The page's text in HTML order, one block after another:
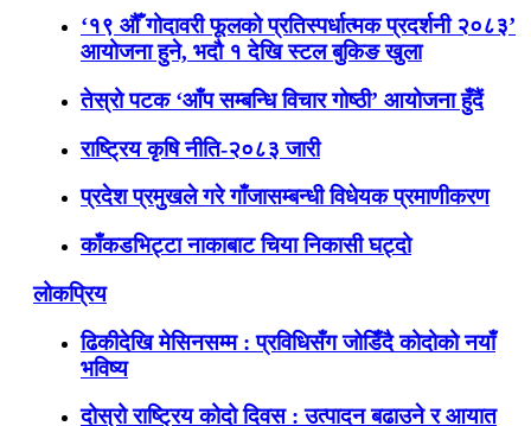
‘१९ औँ गोदावरी फूलको प्रतिस्पर्धात्मक प्रदर्शनी २०८३’
आयोजना हुने, भदौ १ देखि स्टल बुकिङ खुला
तेस्रो पटक ‘आँप सम्बन्धि विचार गोष्ठी’ आयोजना हुँदैं
राष्ट्रिय कृषि नीति-२०८३ जारी
प्रदेश प्रमुखले गरे गाँजासम्बन्धी विधेयक प्रमाणीकरण
काँकडभिट्टा नाकाबाट चिया निकासी घट्दो
लोकप्रिय
ढिकीदेखि मेसिनसम्म : प्रविधिसँग जोडिँदै कोदोको नयाँ
भविष्य
दोस्रो राष्ट्रिय कोदो दिवस : उत्पादन बढाउने र आयात